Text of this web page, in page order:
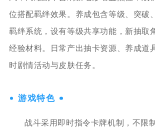
位搭配羁绊效果。养成包含等级、突破
羁绊系统，设有等级共享功能，新抽取
经验材料。日常产出抽卡资源、养成道
时剧情活动与皮肤任务。
游戏特色
战斗采用即时指令卡牌机制，不限